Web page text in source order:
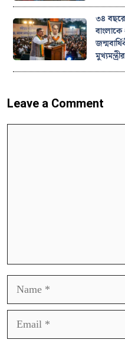
৩৪
Leave a Comment
Name
Email